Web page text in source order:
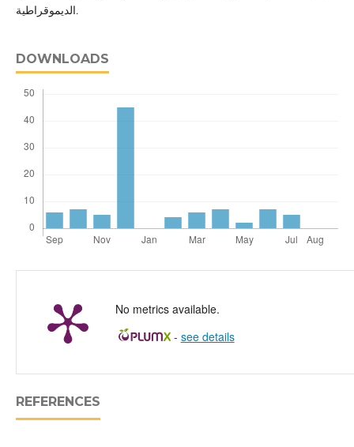
الديموقراطية.
DOWNLOADS
No metrics available.
- see details
REFERENCES